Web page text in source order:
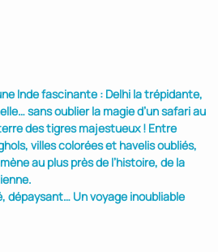
Inde fascinante : Delhi la trépidante,
sans oublier la magie d’un safari au
des tigres majestueux ! Entre
villes colorées et havelis oubliés,
au plus près de l’histoire, de la
dépaysant… Un voyage inoubliable